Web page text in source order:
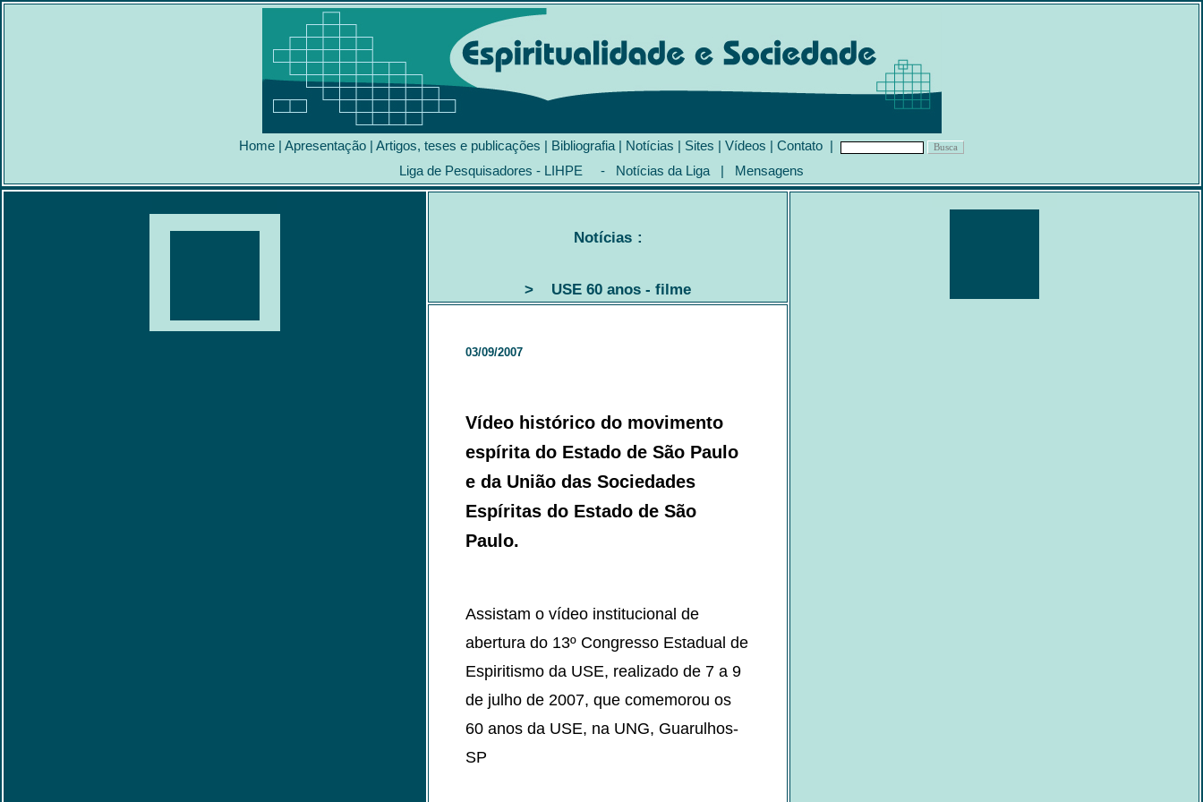
Home | Apresentação | Artigos, teses e publicações | Bibliografia | Notícias | Sites | Vídeos | Contato |
Liga de Pesquisadores - LIHPE - Notícias da Liga | Mensagens
Notícias :
> USE 60 anos - filme
03/09/2007
Vídeo histórico do movimento
espírita do Estado de São Paulo
e da União das Sociedades
Espíritas do Estado de São
Paulo.
Assistam o vídeo institucional de
abertura do 13º Congresso Estadual de
Espiritismo da USE, realizado de 7 a 9
de julho de 2007, que comemorou os
60 anos da USE, na UNG, Guarulhos-
SP